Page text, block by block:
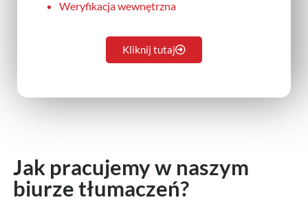
Weryfikacja wewnętrzna
Kliknij tutaj
Jak pracujemy w naszym
biurze tłumaczeń?